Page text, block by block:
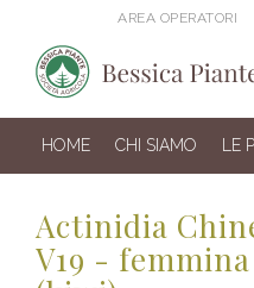
AREA OPERATORI
HOME CHI SIAMO LE
Actinidia
V19 -